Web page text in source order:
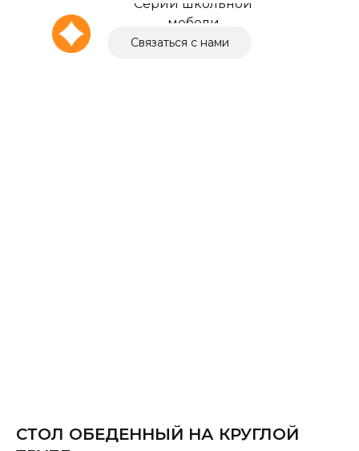
Серии школьной
мебели
Связаться с нами
СТОЛ ОБЕДЕННЫЙ НА КРУГЛОЙ